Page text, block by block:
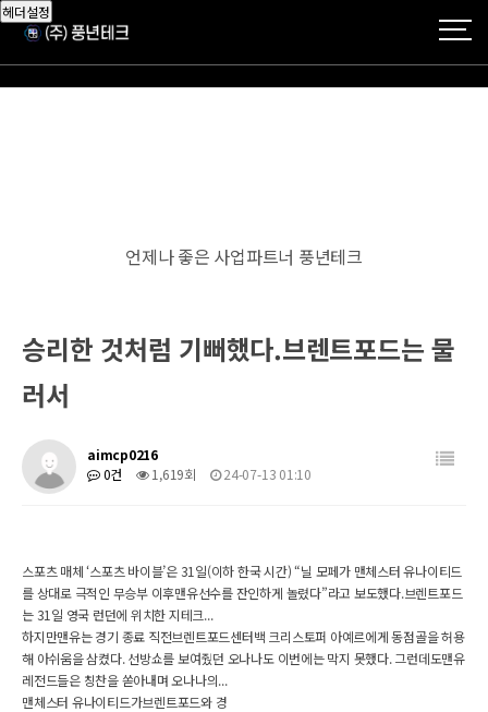
헤더설정
언제나 좋은 사업파트너 풍년테크
승리한 것처럼 기뻐했다.브렌트포드는 물
러서
aimcp0216
0건
1,619회 24-07-13 01:10
스포츠 매체 ‘스포츠 바이블’은 31일(이하 한국 시간) “닐 모페가 맨체스터 유나이티드
를 상대로 극적인 무승부 이후맨유선수를 잔인하게 놀렸다”라고 보도했다.브렌트포드
는 31일 영국 런던에 위치한 지테크...
하지만맨유는 경기 종료 직전브렌트포드센터백 크리스토퍼 아예르에게 동점골을 허용
해 아쉬움을 삼켰다. 선방쇼를 보여줬던 오나나도 이번에는 막지 못했다. 그런데도맨유
레전드들은 칭찬을 쏟아내며 오나나의...
맨체스터 유나이티드가브렌트포드와 경